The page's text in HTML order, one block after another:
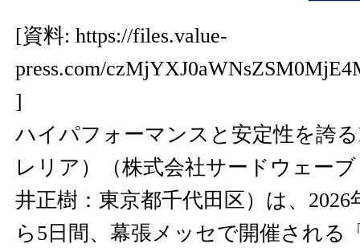
[資料: https://files.value-
press.com/
]
ハイパフォーマンスと安定性を誇
レリア）（株式会社サードウェ
井正樹：東京都千代田区）は、2026
ら5日間、幕張メッセで開催される